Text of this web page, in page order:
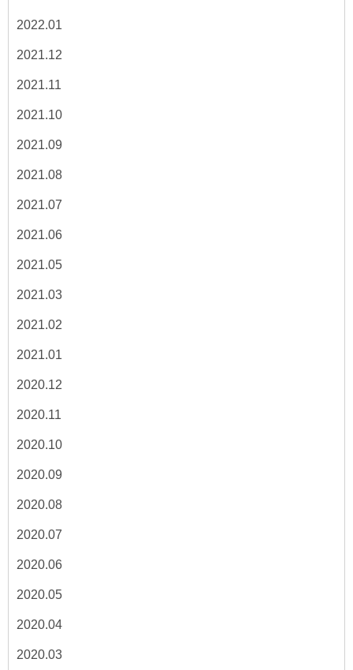
2022.01
2021.12
2021.11
2021.10
2021.09
2021.08
2021.07
2021.06
2021.05
2021.03
2021.02
2021.01
2020.12
2020.11
2020.10
2020.09
2020.08
2020.07
2020.06
2020.05
2020.04
2020.03